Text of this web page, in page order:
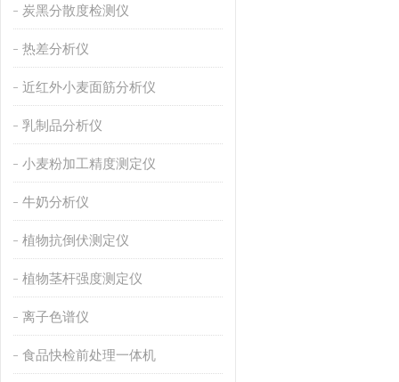
炭黑分散度检测仪
热差分析仪
近红外小麦面筋分析仪
乳制品分析仪
小麦粉加工精度测定仪
牛奶分析仪
植物抗倒伏测定仪
植物茎杆强度测定仪
离子色谱仪
食品快检前处理一体机